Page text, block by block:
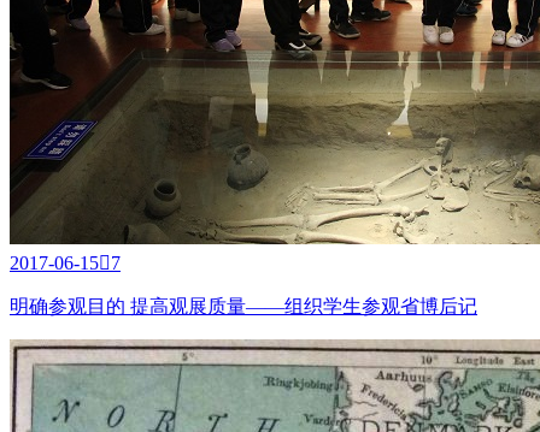
2017-06-157
明确参观目的 提高观展质量——组织学生参观省博后记